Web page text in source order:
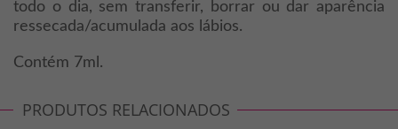
todo o dia, sem transferir, borrar ou dar aparência
ressecada/acumulada aos lábios.
Contém 7ml.
PRODUTOS RELACIONADOS